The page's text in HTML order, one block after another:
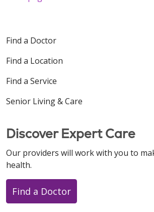
Find a Doctor
Find a Location
Find a Service
Senior Living & Care
Discover Expert Care
Our providers will work with you to
health.
Find a Doctor